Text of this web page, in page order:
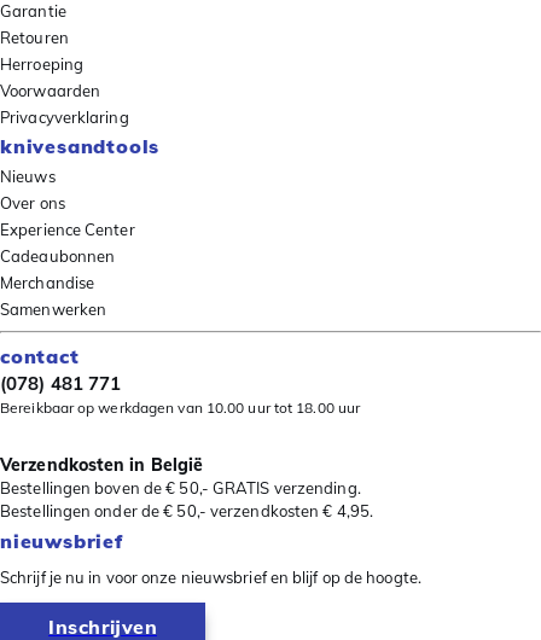
Garantie
Retouren
Herroeping
Voorwaarden
Privacyverklaring
knivesandtools
Nieuws
Over ons
Experience Center
Cadeaubonnen
Merchandise
Samenwerken
contact
(078) 481 771
Bereikbaar op werkdagen van 10.00 uur tot 18.00 uur
Verzendkosten in België
Bestellingen boven de € 50,- GRATIS verzending.
Bestellingen onder de € 50,- verzendkosten € 4,95.
nieuwsbrief
Schrijf je nu in voor onze nieuwsbrief en blijf op de hoogte.
Inschrijven